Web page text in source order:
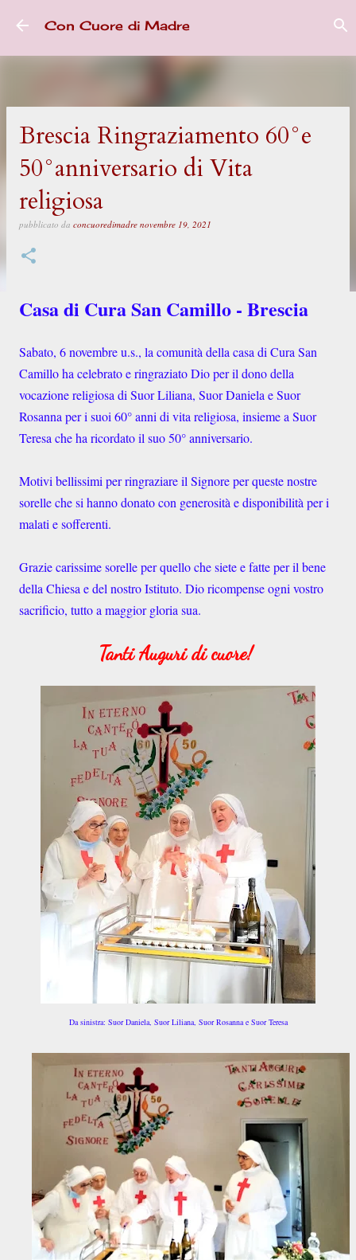
Passa ai contenuti principali
Con Cuore di Madre
Brescia Ringraziamento 60°e
50°anniversario di Vita
religiosa
pubblicato da concuoredimadre novembre 19, 2021
Casa di Cura San Camillo - Brescia
Sabato, 6 novembre u.s., la comunità della casa di Cura San
Camillo ha celebrato e ringraziato Dio per il dono della
vocazione religiosa di Suor Liliana, Suor Daniela e Suor
Rosanna per i suoi 60° anni di vita religiosa, insieme a Suor
Teresa che ha ricordato il suo 50° anniversario.
Motivi bellissimi per ringraziare il Signore per queste nostre
sorelle che si hanno donato con generosità e disponibilità per i
malati e sofferenti.
Grazie carissime sorelle per quello che siete e fatte per il bene
della Chiesa e del nostro Istituto. Dio ricompense ogni vostro
sacrificio, tutto a maggior gloria sua.
Tanti Auguri di cuore!
Da sinistra: Suor Daniela, Suor Liliana, Suor Rosanna e Suor Teresa